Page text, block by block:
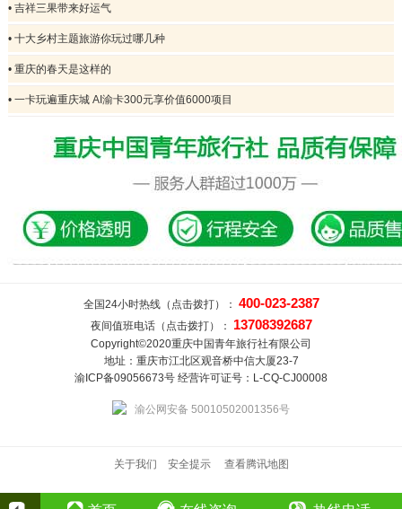
• 吉祥三果带来好运气
• 十大乡村主题旅游你玩过哪几种
• 重庆的春天是这样的
• 一卡玩遍重庆城 AI渝卡300元享价值6000项目
全国24小时热线（点击拨打）： 400-023-2387
夜间值班电话（点击拨打）： 13708392687
Copyright©2020重庆中国青年旅行社有限公司
地址：重庆市江北区观音桥中信大厦23-7
渝ICP备09056673号 经营许可证号：L-CQ-CJ00008
渝公网安备 50010502001356号
关于我们 安全提示 查看腾讯地图